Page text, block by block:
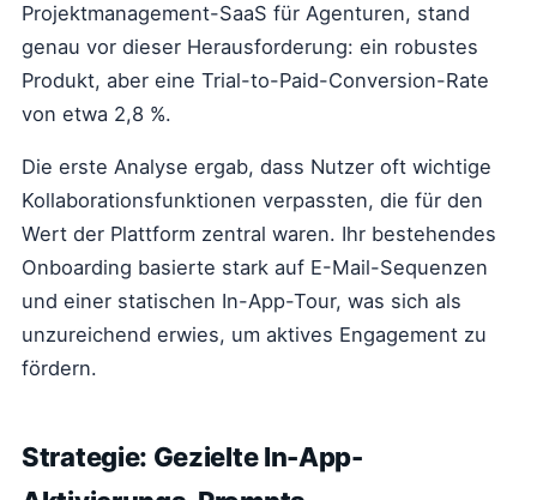
Projektmanagement-SaaS für Agenturen, stand
genau vor dieser Herausforderung: ein robustes
Produkt, aber eine Trial-to-Paid-Conversion-Rate
von etwa 2,8 %.
Die erste Analyse ergab, dass Nutzer oft wichtige
Kollaborationsfunktionen verpassten, die für den
Wert der Plattform zentral waren. Ihr bestehendes
Onboarding basierte stark auf E-Mail-Sequenzen
und einer statischen In-App-Tour, was sich als
unzureichend erwies, um aktives Engagement zu
fördern.
Strategie: Gezielte In-App-